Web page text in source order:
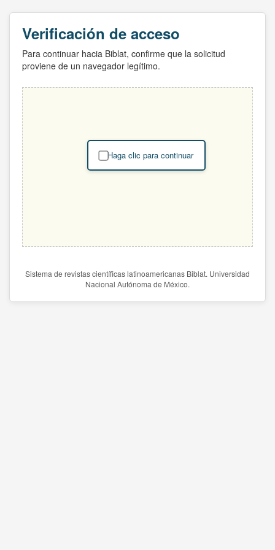
Verificación de acceso
Para continuar hacia Biblat, confirme que la solicitud
proviene de un navegador legítimo.
Haga clic para continuar
Sistema de revistas científicas latinoamericanas Biblat. Universidad
Nacional Autónoma de México.